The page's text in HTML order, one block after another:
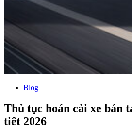
Blog
Thủ tục hoán cải xe bán
tiết 2026